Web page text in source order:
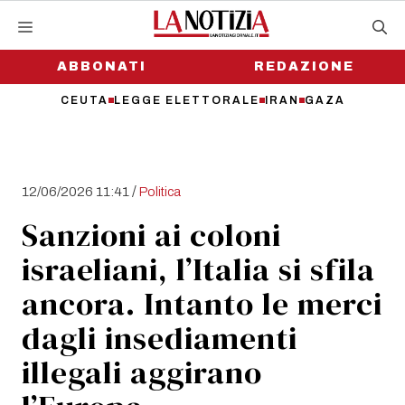
contenutoABBONATI
CEUTA LEGGE ELETTORALE IRAN GAZA
REDAZIONE
12/06/2026 11:41 /Politica
Sanzioni ai coloni
israeliani, l’Italia si sfila
ancora. Intanto le merci
dagli insediamenti
illegali aggirano